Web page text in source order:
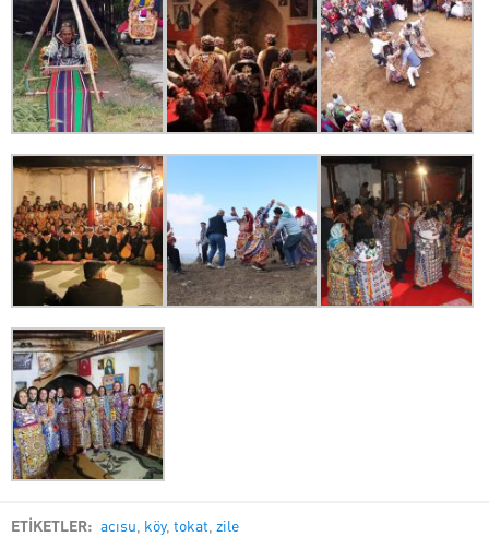
ETİKETLER: acısu köy, tokat zile